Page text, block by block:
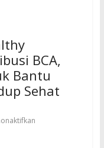
BCA,
Bantu
Sehat